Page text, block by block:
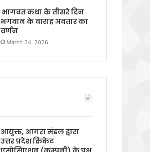
भागवत कथा के तीसरे दिन
भगवान के वाराह अवतार का
वर्णन
March 24, 2026
आयुक्त, आगरा मंडल द्वारा
उत्तर प्रदेश क्रिकेट